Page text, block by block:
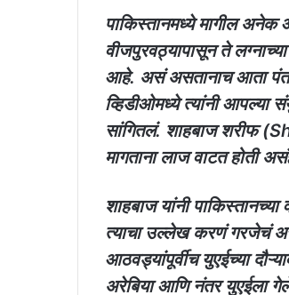
पाकिस्तानमध्ये मागील
वीजपुरवठ्यापासून ते
आहे. असं असतानाच आता
व्हिडीओमध्ये त्यांनी आपल्या
सांगितलं. शाहबाज शरीफ
मागताना लाज वाटत होती
शाहबाज यांनी
त्याचा उल्लेख करणं गरजेचं
आठवड्यांपूर्वीच युएईच्या
अरेबिया आणि नंतर युएईला